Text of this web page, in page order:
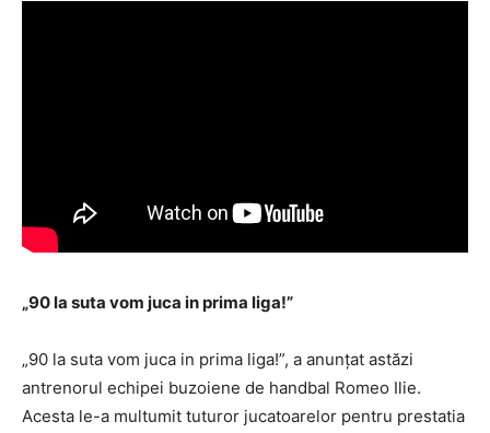
„90 la suta vom juca in prima liga!”
„90 la suta vom juca in prima liga!”, a anunțat astăzi
antrenorul echipei buzoiene de handbal Romeo Ilie.
Acesta le-a multumit tuturor jucatoarelor pentru prestatia